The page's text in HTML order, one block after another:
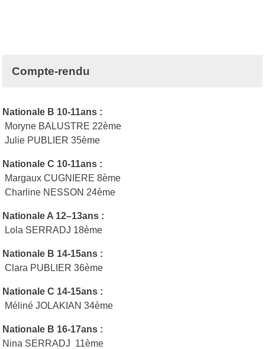
Compte-rendu
Nationale B 10-11ans :
Moryne BALUSTRE 22ème
Julie PUBLIER 35ème
Nationale C 10-11ans :
Margaux CUGNIERE 8ème
Charline NESSON 24ème
Nationale A 12–13ans :
Lola SERRADJ 18ème
Nationale B 14-15ans :
Clara PUBLIER 36ème
Nationale C 14-15ans :
Méliné JOLAKIAN 34ème
Nationale B 16-17ans :
Nina SERRADJ 11ème